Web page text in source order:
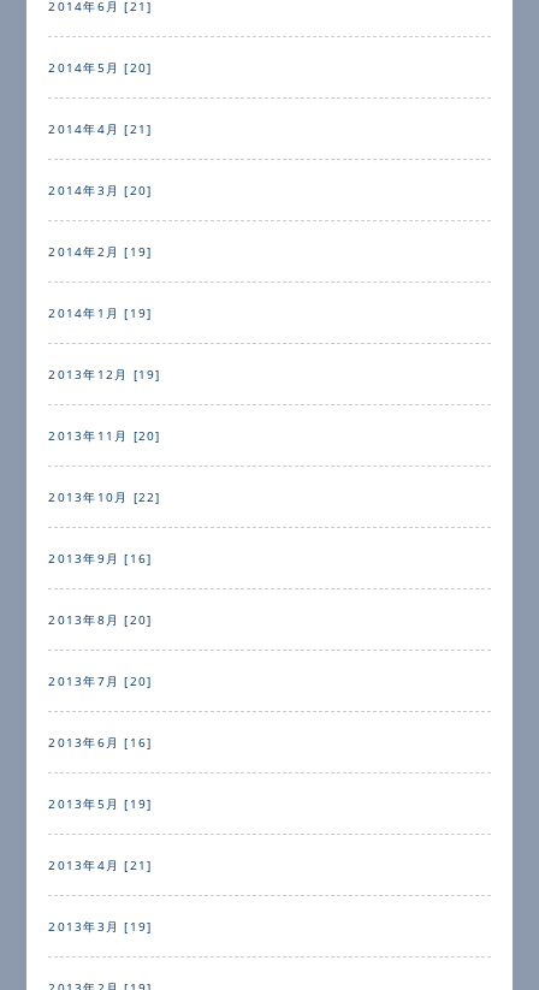
2014年6月 [21]
2014年5月 [20]
2014年4月 [21]
2014年3月 [20]
2014年2月 [19]
2014年1月 [19]
2013年12月 [19]
2013年11月 [20]
2013年10月 [22]
2013年9月 [16]
2013年8月 [20]
2013年7月 [20]
2013年6月 [16]
2013年5月 [19]
2013年4月 [21]
2013年3月 [19]